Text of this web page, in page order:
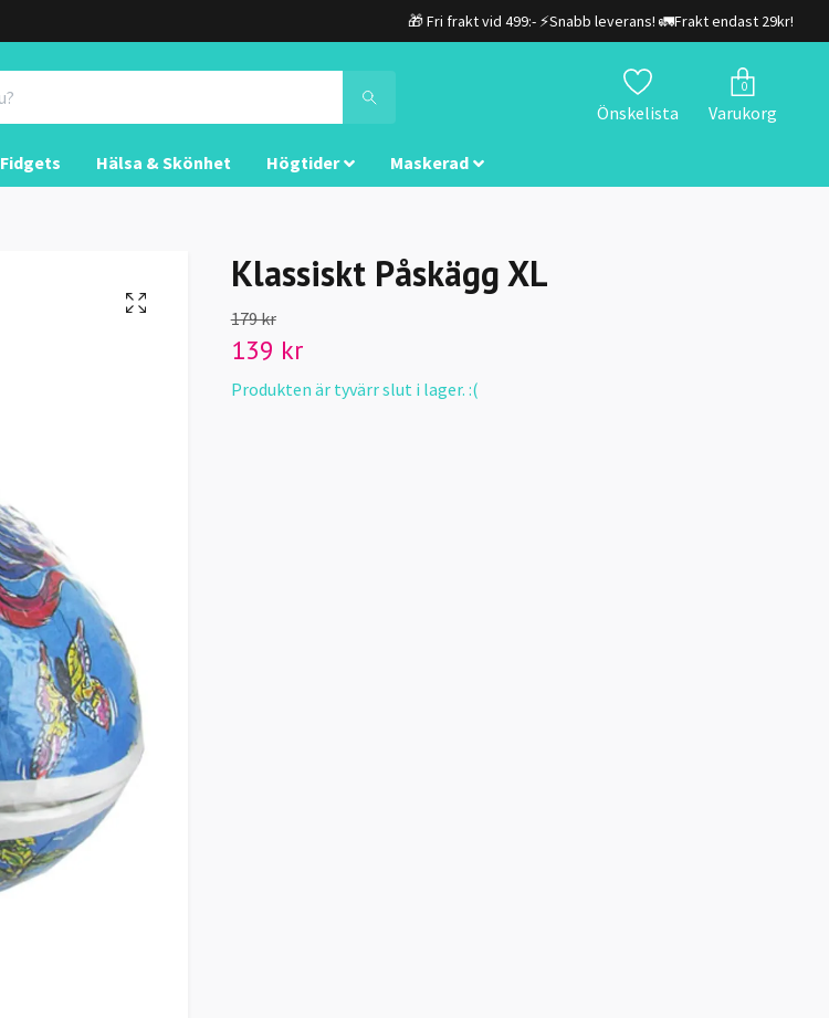
🎁 Fri frakt vid 499:- ⚡Snabb leverans! 🚛Frakt endast 29kr!
Önskelista
0
Varukorg
Fidgets Hälsa & Skönhet Högtider Maskerad
Klassiskt Påskägg XL
179 kr
139 kr
Produkten är tyvärr slut i lager. :(